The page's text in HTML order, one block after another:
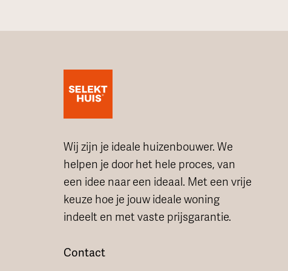
Wij zijn je ideale huizenbouwer. We
helpen je door het hele proces, van
een idee naar een ideaal. Met een vrije
keuze hoe je jouw ideale woning
indeelt en met vaste prijsgarantie.
Contact